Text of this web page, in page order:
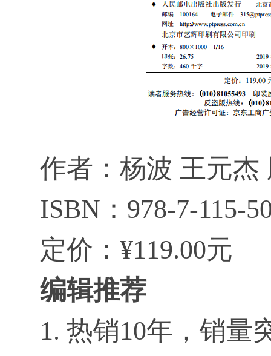
作者：杨波 王元杰
ISBN：978-7-115-
定价：¥119.00元
编辑推荐
1. 热销10年，销量